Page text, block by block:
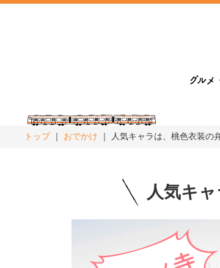
グルメ
トップ おでかけ 人気キャラは、桃色衣装
人気キ